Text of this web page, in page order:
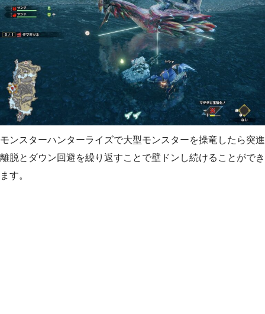
モンスターハンターライズで大型モンスターを操竜したら突進
離脱とダウン回避を繰り返すことで壁ドンし続けることができ
ます。